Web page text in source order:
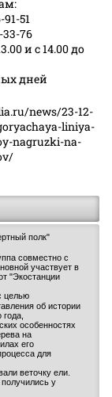
51
33-76
и с 14.00 до
дней
news/23-12-
liniya-
nagruzki-na-
полк"
совместно с
участвует в
"Экостанции
целью
об истории
особенностях
на
его
для
веточку ели.
у